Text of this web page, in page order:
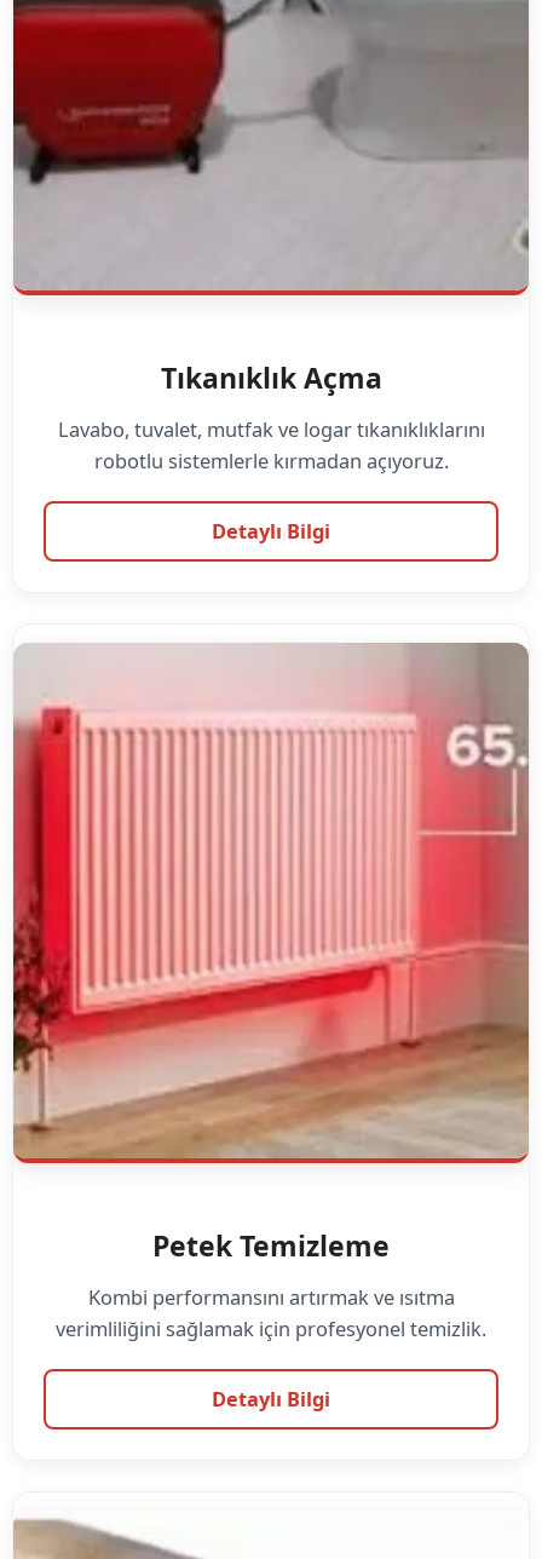
Tıkanıklık Açma
Lavabo, tuvalet, mutfak ve logar tıkanıklıklarını
robotlu sistemlerle kırmadan açıyoruz.
Detaylı Bilgi
Petek Temizleme
Kombi performansını artırmak ve ısıtma
verimliliğini sağlamak için profesyonel temizlik.
Detaylı Bilgi